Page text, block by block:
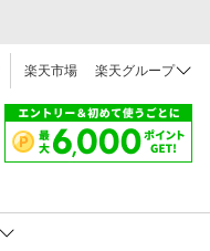
楽天市場 楽天グループ